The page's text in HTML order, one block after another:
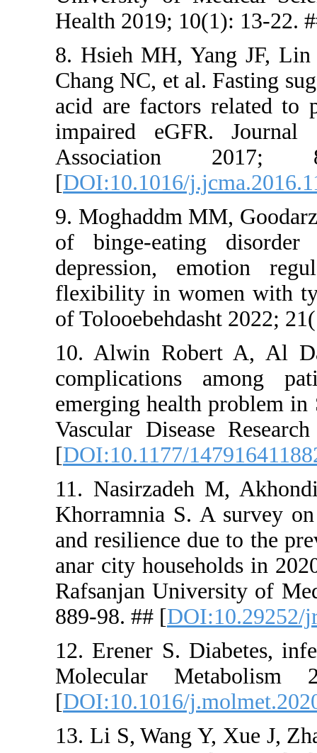
Health
8. Hsieh
Chang
acid are
impaired
[
9.
of
flexibility
of
10. Alwin
emerging
Vascular
[
11.
and
anar city
Rafsanjan
889-98. ##
12. Erener
[
13. Li S,